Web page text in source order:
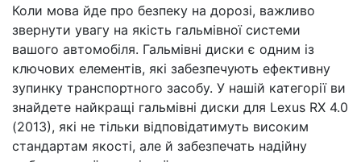
Коли мова йде про безпеку на дорозі, важливо
звернути увагу на якість гальмівної системи
вашого автомобіля. Гальмівні диски є одним із
ключових елементів, які забезпечують ефективну
зупинку транспортного засобу. У нашій категорії ви
знайдете найкращі гальмівні диски для Lexus RX 4.0
(2013), які не тільки відповідатимуть високим
стандартам якості, але й забезпечать надійну